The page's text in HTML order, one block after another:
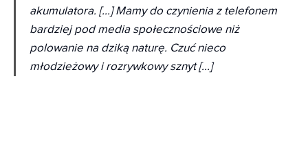
akumulatora. [...] Mamy do czynienia z telefonem
bardziej pod media społecznościowe niż
polowanie na dziką naturę. Czuć nieco
młodzieżowy i rozrywkowy sznyt [...]